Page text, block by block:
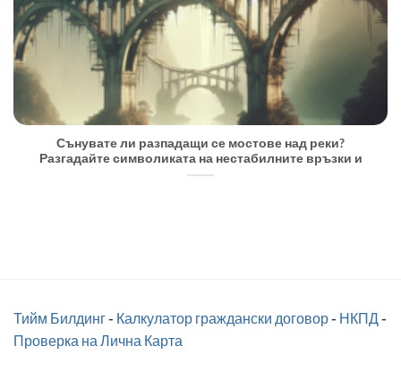
Сънувате ли разпадащи се мостове над реки?
Разгадайте символиката на нестабилните връзки и
Тийм Билдинг- Калкулатор граждански договор- НКПД-
Проверка на Лична Карта